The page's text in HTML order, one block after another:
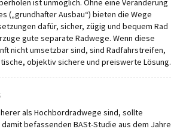
ist unmöglich. Ohne eine Veränderung
(„grundhafter Ausbau“) bieten die Wege
dafür, sicher, zügig und bequem Rad
gute separate Radwege. Wenn diese
nicht umsetzbar sind, sind Radfahrstreifen,
objektiv sichere und preiswerte Lösung.
als Hochbordradwege sind, sollte
befassenden BASt-Studie aus dem Jahre